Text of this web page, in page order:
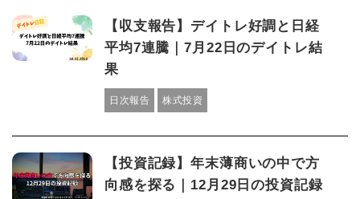
【収支報告】デイトレ好調と日経
平均7連騰｜7月22日のデイトレ結
果
日次報告 株式投資
【投資記録】年末薄商いの中で方
向感を探る｜12月29日の投資記録